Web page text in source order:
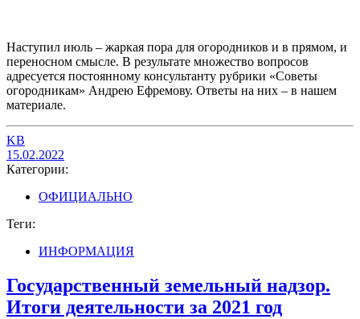
Наступил июль – жаркая пора для огородников и в прямом, и
переносном смысле. В результате множество вопросов
адресуется постоянному консультанту рубрики «Советы
огородникам» Андрею Ефремову. Ответы на них – в нашем
материале.
KB
15.02.2022
Категории:
ОФИЦИАЛЬНО
Теги:
ИНФОРМАЦИЯ
Государственный земельный надзор.
Итоги деятельности за 2021 год